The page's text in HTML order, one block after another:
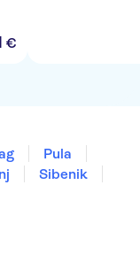
€
Pula
Sibenik